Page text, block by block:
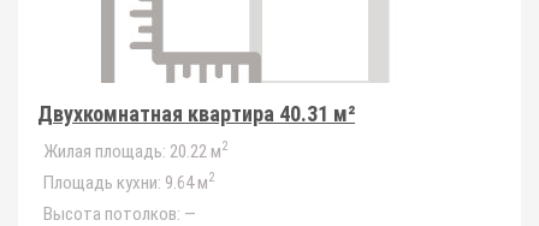
Двухкомнатная квартира 40.31 м²
Жилая площадь: 20.22 м2
Площадь кухни: 9.64 м2
Высота потолков: —